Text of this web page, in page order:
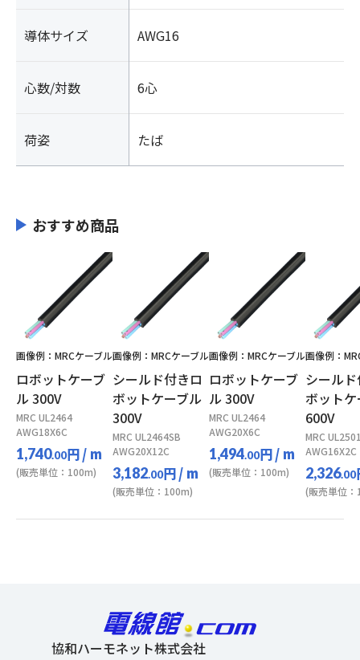
導体サイズ AWG16
心数/対数 6心
荷姿 たば
おすすめ商品
画像例：MRCケーブル
ロボットケーブ
ル 300V
MRC UL2464
AWG18X6C
1,740.00円/ m
(販売単位：100m)
画像例：MRCケーブル
シールド付きロ
ボットケーブル
300V
MRC UL2464SB
AWG20X12C
3,182.00円/ m
(販売単位：100m)
画像例：MRCケーブル
ロボットケーブ
ル 300V
MRC UL2464
AWG20X6C
1,494.00円/ m
(販売単位：100m)
画像例：
シール
ボット
600V
MRC
AWG16X2C
2,326.00
(販売単位
協和ハーモネット株式会社